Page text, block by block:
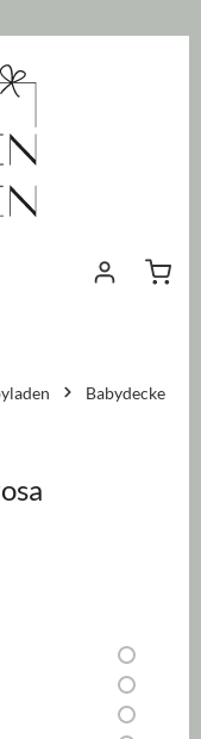
Babydecke